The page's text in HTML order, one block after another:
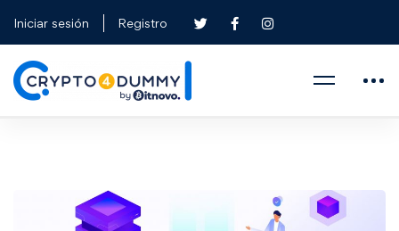
Iniciar sesión Registro